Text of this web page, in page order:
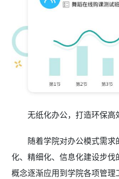
无纸化办公，打造环保高
随着学院对办公模式需
化、精细化、信息化建设步
概念逐渐应用到学院各项管